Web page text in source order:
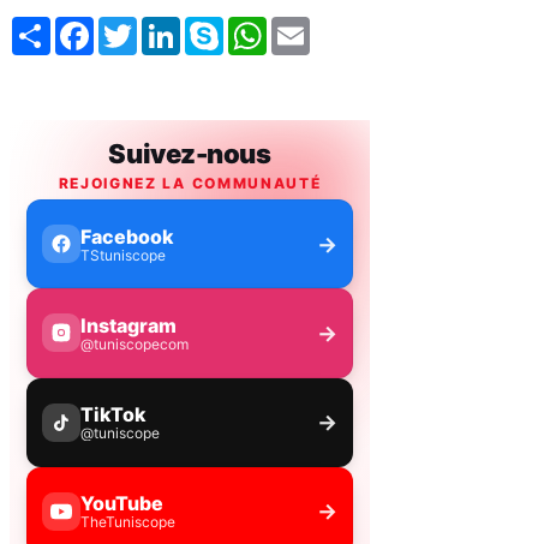
Share FacebookTwitterLinkedInSkype WhatsApp